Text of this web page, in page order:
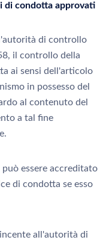
di condotta approvati
di controllo
il controllo della
ai sensi dell'articolo
in possesso del
al contenuto del
a tal fine
essere accreditato
di condotta se esso
all'autorità di